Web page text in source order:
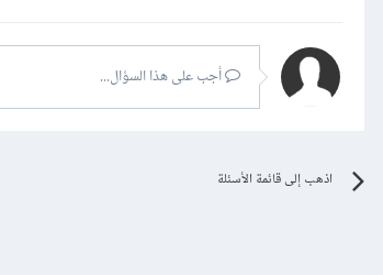
أجب على هذا السؤال...
اذهب إلى قائمة الأسئلة